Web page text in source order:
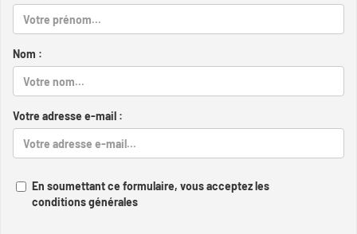
Nom :
Votre adresse e-mail :
En soumettant ce formulaire, vous acceptez les
conditions générales